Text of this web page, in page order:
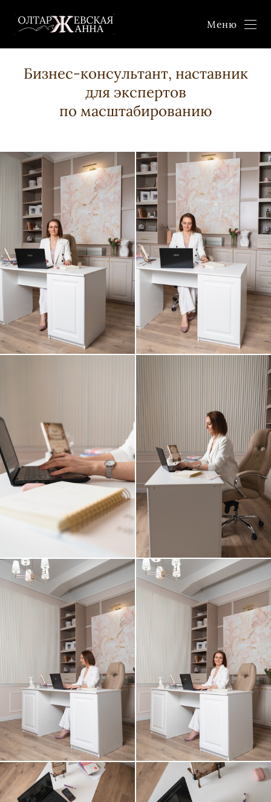
Меню
Бизнес-консультант, наставник
для экспертов
по масштабированию